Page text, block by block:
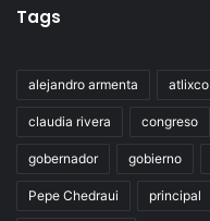
Tags
alejandro armenta atlixco
claudia rivera congreso
gobernador gobierno
Pepe Chedraui principal